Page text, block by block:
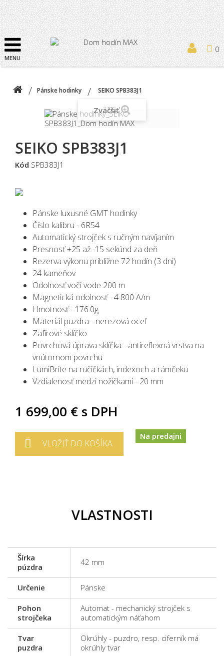
MENU
0
Pánske hodinky SEIKO SPB383J1
Zväčšiť
SEIKO SPB383J1
Kód SPB383J1
Pánske luxusné GMT hodinky
Číslo kalibru - 6R54
Automatický strojček s ručným navíjaním
Presnosť +25 až -15 sekúnd za deň
Rezerva výkonu približne 72 hodín (3 dni)
24 kameňov
Odolnosť voči vode 200 m
Magnetická odolnosť - 4 800 A/m
Hmotnosť - 176.0g
Materiál puzdra - nerezová oceľ
Zafírové sklíčko
Povrchová úprava sklíčka - antireflexná vrstva na
vnútornom povrchu
LumiBrite na ručičkách, indexoch a rámčeku
Vzdialenosť medzi nožičkami - 20 mm
1 699,00 € s DPH
VLOŽIŤ DO KOŠÍKA
Na predajni
VLASTNOSTI
Šírka
púzdra
42 mm
Určenie Pánske
Pohon
strojčeka
Automat - mechanický strojček s
automatickým náťahom
Tvar
puzdra
Okrúhly - puzdro, resp. ciferník má
okrúhly tvar